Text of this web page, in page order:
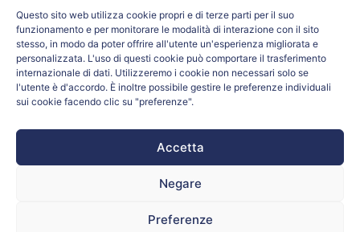
Questo sito web utilizza cookie propri e di terze parti per il suo
funzionamento e per monitorare le modalità di interazione con il sito
stesso, in modo da poter offrire all'utente un'esperienza migliorata e
personalizzata. L'uso di questi cookie può comportare il trasferimento
internazionale di dati. Utilizzeremo i cookie non necessari solo se
l'utente è d'accordo. È inoltre possibile gestire le preferenze individuali
sui cookie facendo clic su "preferenze".
Accetta
Negare
Preferenze
Relativo a:
L'insegnante: Monica Calzamiglia